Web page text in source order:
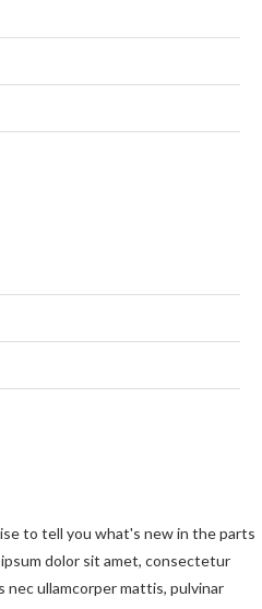
to tell you what's new in the parts
dolor sit amet, consectetur
ullamcorper mattis, pulvinar